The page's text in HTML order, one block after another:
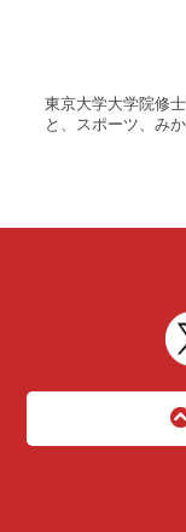
東京大学大学院修
と、スポーツ、み